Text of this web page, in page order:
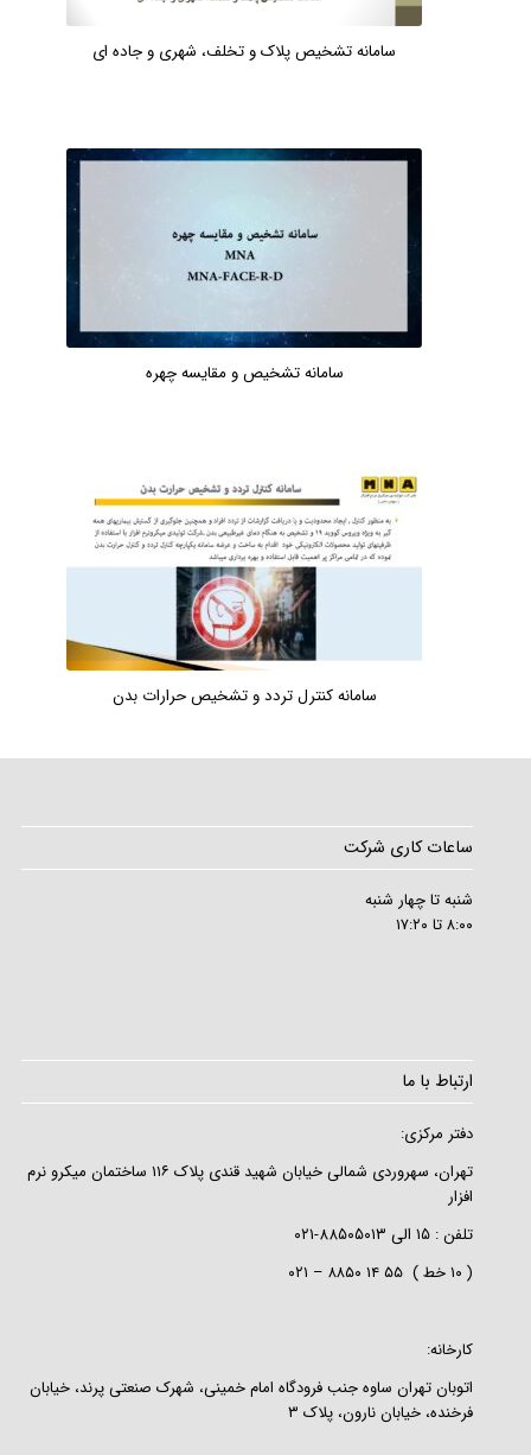
سامانه تشخیص پلاک و تخلف، شهری و جاده ای
سامانه تشخیص و مقایسه چهره
سامانه کنترل تردد و تشخیص حرارات بدن
ساعات کاری شرکت
شنبه تا چهار شنبه
۸:۰۰ تا ۱۷:۲۰
ارتباط با ما
دفتر مرکزی:
تهران، سهروردی شمالی خیابان شهید قندی پلاک ۱۱۶ ساختمان میکرو نرم
افزار
تلفن : ۱۵ الی ۸۸۵۰۵۰۱۳-۰۲۱
( ۱۰ خط ) ۵۵ ۱۴ ۸۸۵۰ – ۰۲۱
کارخانه:
اتوبان تهران ساوه جنب فرودگاه امام خمینی، شهرک صنعتی پرند، خیابان
فرخنده، خیابان نارون، پلاک ۳